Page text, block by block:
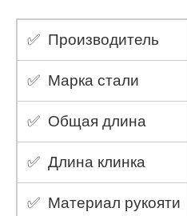
✅ Производитель
✅ Марка стали
✅ Общая длина
✅ Длина клинка
✅ Материал рукояти